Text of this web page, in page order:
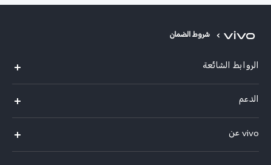
شروط الضمان
الروابط الشائعة
Y19s(New)
Y28(New)
الدعم
مركز الخدمة
vivo عن